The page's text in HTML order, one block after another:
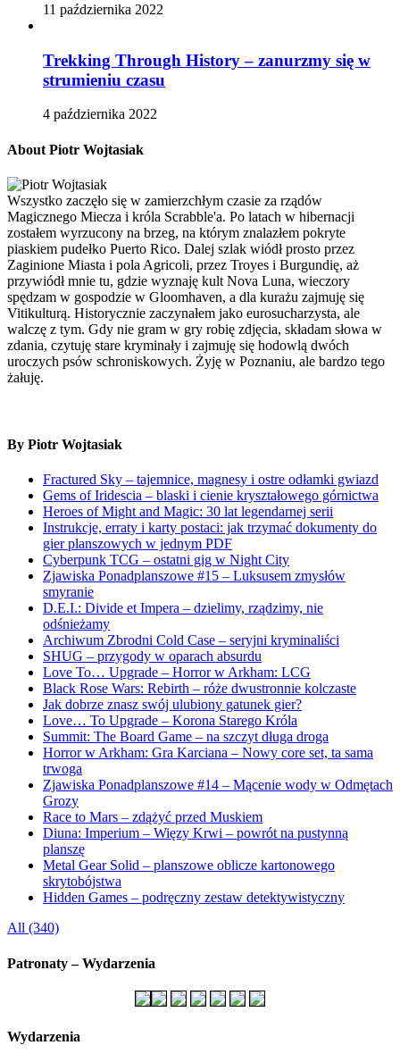
11 października 2022
Trekking Through History – zanurzmy się w
strumieniu czasu
4 października 2022
About Piotr Wojtasiak
Wszystko zaczęło się w zamierzchłym czasie za rządów
Magicznego Miecza i króla Scrabble'a. Po latach w hibernacji
zostałem wyrzucony na brzeg, na którym znalazłem pokryte
piaskiem pudełko Puerto Rico. Dalej szlak wiódł prosto przez
Zaginione Miasta i pola Agricoli, przez Troyes i Burgundię, aż
przywiódł mnie tu, gdzie wyznaję kult Nova Luna, wieczory
spędzam w gospodzie w Gloomhaven, a dla kurażu zajmuję się
Vitikulturą. Historycznie zaczynałem jako eurosucharzysta, ale
walczę z tym. Gdy nie gram w gry robię zdjęcia, składam słowa w
zdania, czytuję stare kryminały i zajmuję się hodowlą dwóch
uroczych psów schroniskowych. Żyję w Poznaniu, ale bardzo tego
żałuję.
By Piotr Wojtasiak
Fractured Sky – tajemnice, magnesy i ostre odłamki gwiazd
Gems of Iridescia – blaski i cienie kryształowego górnictwa
Heroes of Might and Magic: 30 lat legendarnej serii
Instrukcje, erraty i karty postaci: jak trzymać dokumenty do
gier planszowych w jednym PDF
Cyberpunk TCG – ostatni gig w Night City
Zjawiska Ponadplanszowe #15 – Luksusem zmysłów
smyranie
D.E.I.: Divide et Impera – dzielimy, rządzimy, nie
odśnieżamy
Archiwum Zbrodni Cold Case – seryjni kryminaliści
SHUG – przygody w oparach absurdu
Love To… Upgrade – Horror w Arkham: LCG
Black Rose Wars: Rebirth – róże dwustronnie kolczaste
Jak dobrze znasz swój ulubiony gatunek gier?
Love… To Upgrade – Korona Starego Króla
Summit: The Board Game – na szczyt długa droga
Horror w Arkham: Gra Karciana – Nowy core set, ta sama
trwoga
Zjawiska Ponadplanszowe #14 – Mącenie wody w Odmętach
Grozy
Race to Mars – zdążyć przed Muskiem
Diuna: Imperium – Więzy Krwi – powrót na pustynną
planszę
Metal Gear Solid – planszowe oblicze kartonowego
skrytobójstwa
Hidden Games – podręczny zestaw detektywistyczny
All (340)
Patronaty – Wydarzenia
Wydarzenia